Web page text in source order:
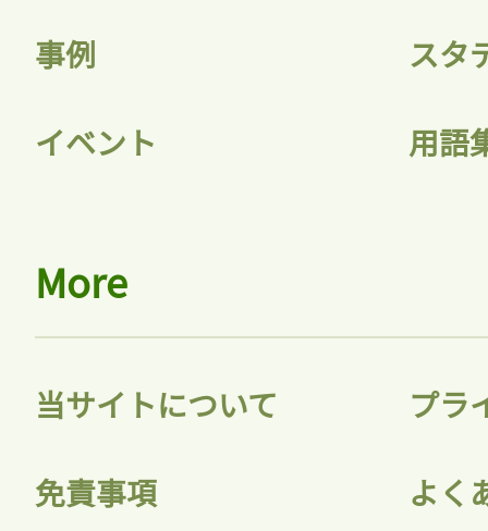
事例 スタ
イベント 用語
More
当サイトについて プラ
免責事項 よく